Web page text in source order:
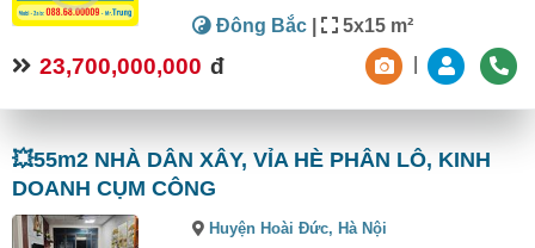
Đông Bắc | 5x15 m²
23,700,000,000 đ
💥55m2 NHÀ DÂN XÂY, VỈA HÈ PHÂN LÔ, KINH
DOANH CỤM CÔNG
Huyện Hoài Đức,Hà Nội